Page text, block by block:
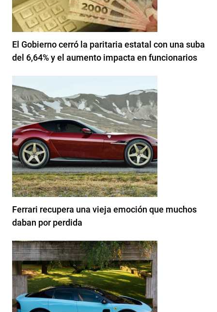
El Gobierno cerró la paritaria estatal con una suba
del 6,64% y el aumento impacta en funcionarios
Ferrari recupera una vieja emoción que muchos
daban por perdida